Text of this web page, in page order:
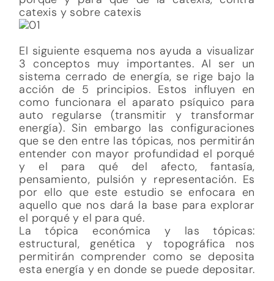
catexis y sobre catexis
El siguiente esquema nos ayuda a visualizar
3 conceptos muy importantes. Al ser un
sistema cerrado de energía, se rige bajo la
acción de 5 principios. Estos influyen en
como funcionara el aparato psíquico para
auto regularse (transmitir y transformar
energía). Sin embargo las configuraciones
que se den entre las tópicas, nos permitirán
entender con mayor profundidad el porqué
y el para qué del afecto, fantasía,
pensamiento, pulsión y representación. Es
por ello que este estudio se enfocara en
aquello que nos dará la base para explorar
el porqué y el para qué.
La tópica económica y las tópicas:
estructural, genética y topográfica nos
permitirán comprender como se deposita
esta energía y en donde se puede depositar.